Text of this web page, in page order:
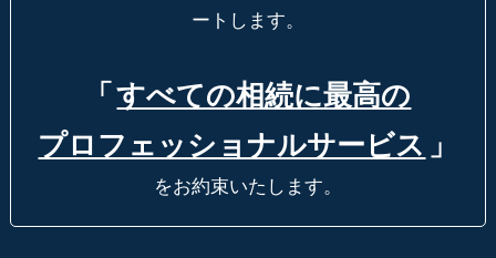
ートします。
「 すべての相続に最高の
プロフェッショナルサービス 」
をお約束いたします。